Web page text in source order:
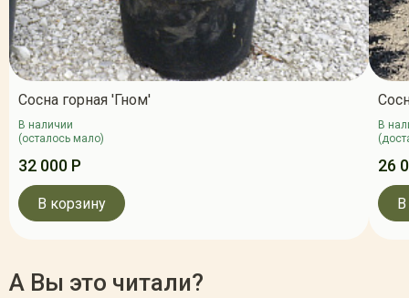
Сосна горная 'Гном'
В наличии
(осталось мало)
32 000 Р
В корзину
В
26
А Вы это читали?